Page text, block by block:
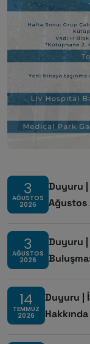
3
AĞUSTOS
2026
Duyuru
Ağustos
3
AĞUSTOS
2026
Duyuru
14
TEMMUZ
2026
Duyuru |
Hakkında